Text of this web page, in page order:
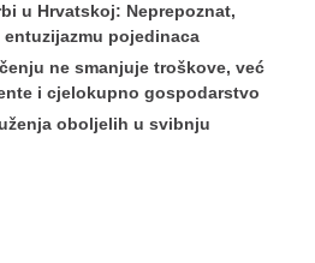
u Hrvatskoj: Neprepoznat,
pojedinaca
ne smanjuje troškove, već
i cjelokupno gospodarstvo
oboljelih u svibnju